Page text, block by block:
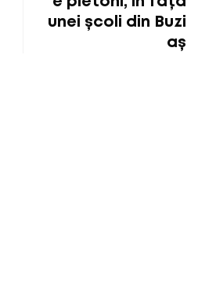
unei școli din Buzi
aș